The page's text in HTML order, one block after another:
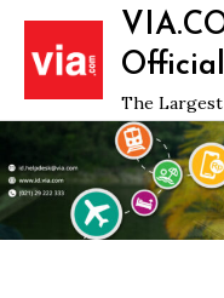
Skip
content
Official
The